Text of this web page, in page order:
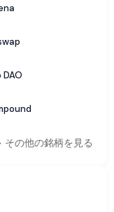
DAO
その他の銘柄を見る